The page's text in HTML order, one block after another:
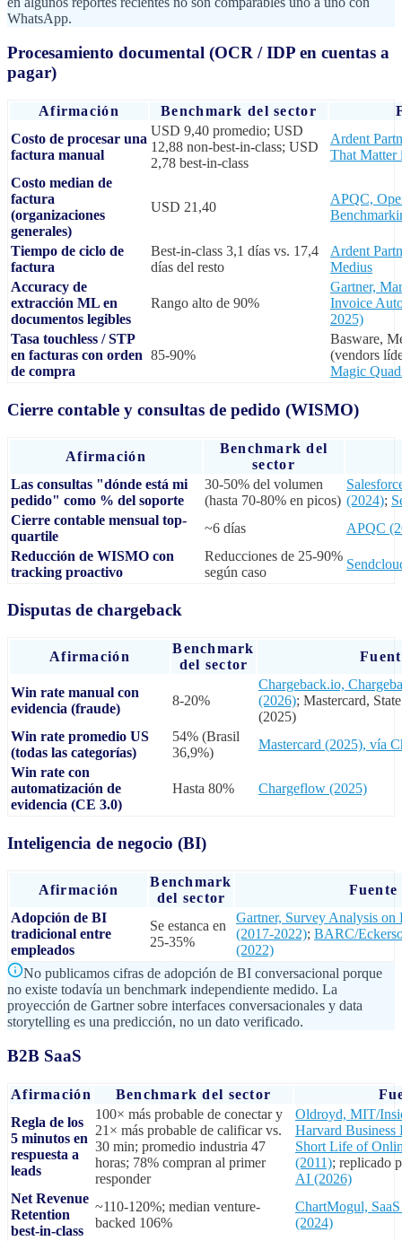
WhatsApp.
Procesamiento documental (OCR / IDP en cuentas a
pagar)
Afirmación Benchmark del sector
Costo de procesar una
factura manual
USD 9,40 promedio; USD
12,88 non-best-in-class; USD
2,78 best-in-class
Ardent
That
Costo median de
factura
(organizaciones
generales)
USD 21,40
APQC,
Tiempo de ciclo de
factura
Best-in-class 3,1 días vs. 17,4
días del resto
Ardent
Medius
Accuracy de
extracción ML en
documentos legibles
Rango alto de 90%
Gartner,
Invoice
2025)
Tasa touchless / STP
en facturas con orden
de compra
85-90%
Basware,
(vendors
Magic
Cierre contable y consultas de pedido (WISMO)
Afirmación
Benchmark del
sector
Las consultas "dónde está mi
pedido" como % del soporte
30-50% del volumen
(hasta 70-80% en picos) (2024);
Cierre contable mensual top-
quartile
~6 días
APQC
Reducción de WISMO con
tracking proactivo
Reducciones de 25-90%
según caso
Disputas de chargeback
Afirmación
Benchmark
del sector
Win rate manual con
evidencia (fraude)
8-20%
Chargeback.io,
(2026); Mastercard,
(2025)
Win rate promedio US
(todas las categorías)
54% (Brasil
36,9%)
Mastercard (2025), vía
Win rate con
automatización de
evidencia (CE 3.0)
Hasta 80% Chargeflow (2025)
Inteligencia de negocio (BI)
Afirmación
Benchmark
del sector
Fuente
Adopción de BI
tradicional entre
empleados
Se estanca en
25-35%
Gartner, Survey Analysis
(2017-2022); BARC/
(2022)
No publicamos cifras de adopción de BI conversacional porque
no existe todavía un benchmark independiente medido. La
proyección de Gartner sobre interfaces conversacionales y data
storytelling es una predicción, no un dato verificado.
B2B SaaS
Afirmación Benchmark del sector
Regla de los
5 minutos en
respuesta a
leads
100× más probable de conectar y
21× más probable de calificar vs.
30 min; promedio industria 47
horas; 78% compran al primer
responder
Oldroyd, MIT/
Harvard Business
Short Life of
(2011); replicado
AI (2026)
Net Revenue
Retention
best-in-class
~110-120%; median venture-
backed 106%
ChartMogul,
(2024)